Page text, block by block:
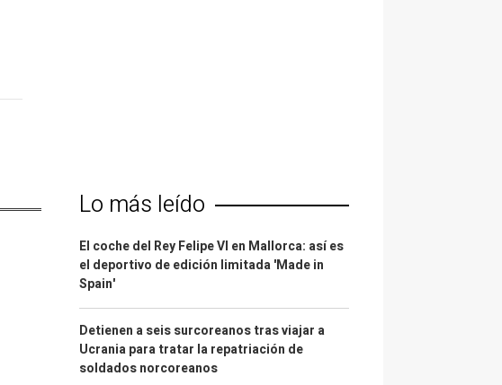
Lo más leído
El coche del Rey Felipe VI en Mallorca: así es
el deportivo de edición limitada 'Made in
Spain'
Detienen a seis surcoreanos tras viajar a
Ucrania para tratar la repatriación de
soldados norcoreanos